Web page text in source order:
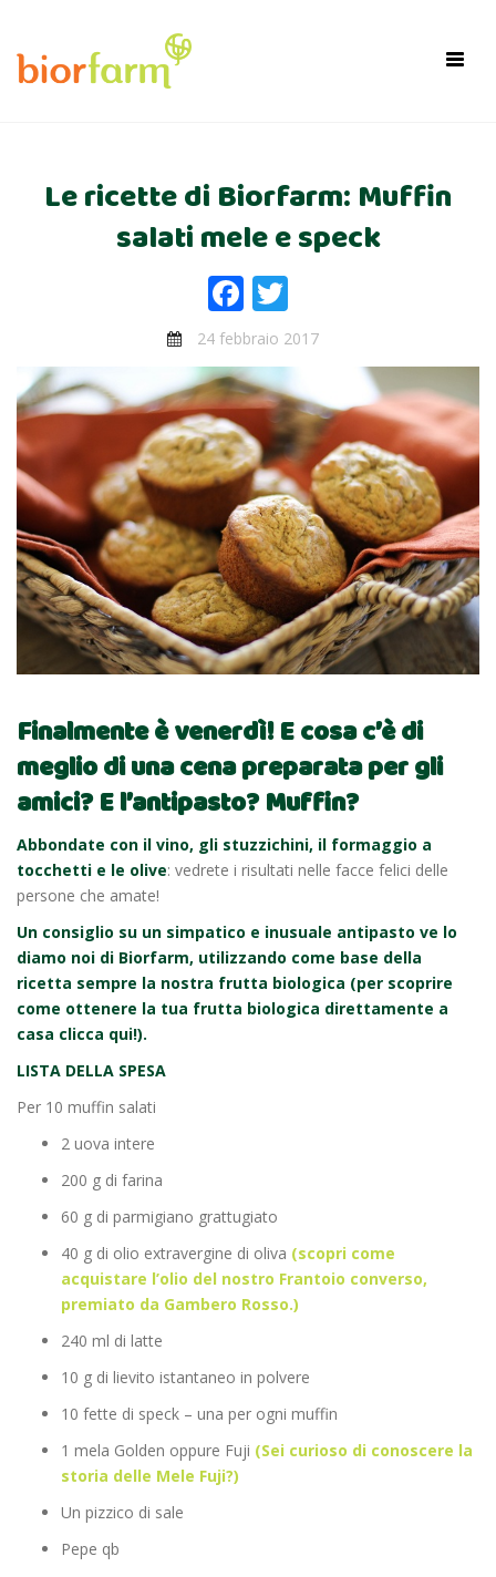
Le ricette di Biorfarm: Muffin
salati mele e speck
Facebook
24 febbraio 2017
Finalmente è venerdì! E cosa c’è di
meglio di una cena preparata per gli
amici? E l’antipasto? Muffin?
Abbondate con il vino, gli stuzzichini, il formaggio a
tocchetti e le olive: vedrete i risultati nelle facce felici delle
persone che amate!
Un consiglio su un simpatico e inusuale antipasto ve lo
diamo noi di Biorfarm, utilizzando come base della
ricetta sempre la nostra frutta biologica (per scoprire
come ottenere la tua frutta biologica direttamente a
casa clicca qui!).
LISTA DELLA SPESA
Per 10 muffin salati
2 uova intere
200 g di farina
60 g di parmigiano grattugiato
40 g di olio extravergine di oliva (scopri come
acquistare l’olio del nostro Frantoio converso,
premiato da Gambero Rosso.)
240 ml di latte
10 g di lievito istantaneo in polvere
10 fette di speck – una per ogni muffin
1 mela Golden oppure Fuji (Sei curioso di conoscere la
storia delle Mele Fuji?)
Un pizzico di sale
Pepe qb